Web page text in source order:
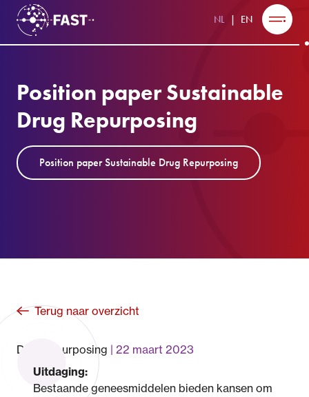
NL EN
Position paper Sustainable
Drug Repurposing
Position paper Sustainable Drug Repurposing
Terug naar overzicht
Drug repurposing
22 maart 2023
Uitdaging:
Bestaande geneesmiddelen bieden kansen om